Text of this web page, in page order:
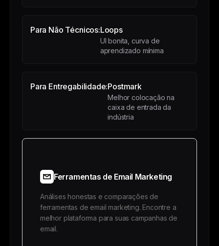
Para Não Técnicos:Loops
UI bonita, curva de
aprendizado mínima
Para Entregabilidade:Postmark
Melhor colocação na
caixa de entrada da
indústria
Ferramentas de Email Marketing
Análises honestas e comparações de
ferramentas de email marketing. Encontre a
melhor plataforma para suas campanhas de
email.